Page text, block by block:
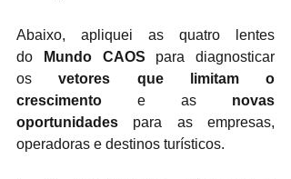
Abaixo, apliquei as quatro lentes
do
Mundo CAOS
para diagnosticar
os
vetores que limitam o
crescimento
e as
novas
oportunidades
para as empresas,
operadoras e destinos turísticos.